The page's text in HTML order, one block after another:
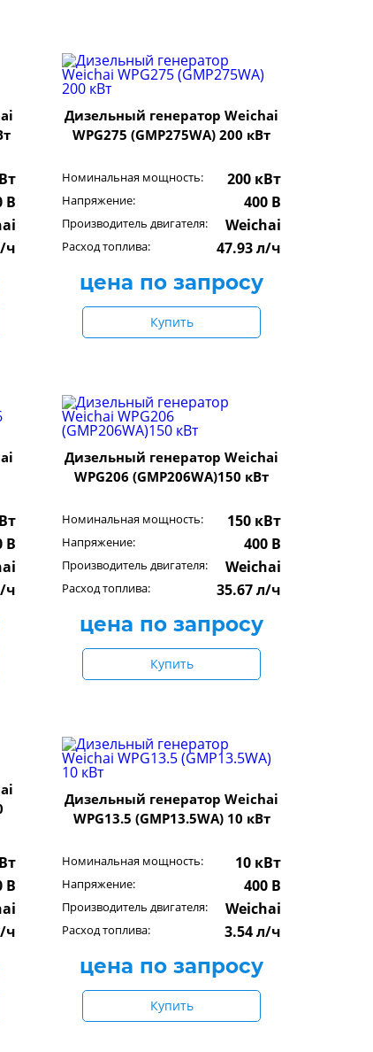
В
ч
Дизельный генератор Weichai
WPG275 (GMP275WA) 200 кВт
Номинальная мощность: 200 кВт
Напряжение: 400 В
Производитель двигателя: Weichai
Расход топлива: 47.93 л/ч
цена по запросу
Купить
В
ч
Дизельный генератор Weichai
WPG206 (GMP206WA)150 кВт
Номинальная мощность: 150 кВт
Напряжение: 400 В
Производитель двигателя: Weichai
Расход топлива: 35.67 л/ч
цена по запросу
Купить
В
ч
Дизельный генератор Weichai
WPG13.5 (GMP13.5WA) 10 кВт
Номинальная мощность: 10 кВт
Напряжение: 400 В
Производитель двигателя: Weichai
Расход топлива: 3.54 л/ч
цена по запросу
Купить